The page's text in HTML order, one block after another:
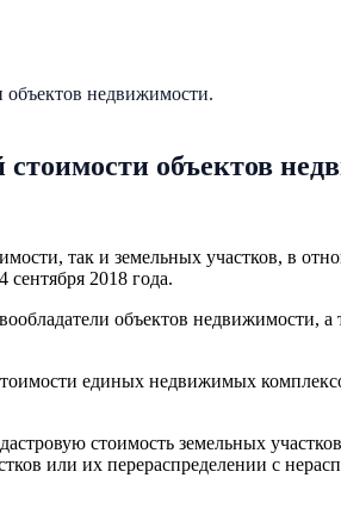
объектов недвижимости.
объектов
так и земельных участков, в
2018 года.
объектов недвижимости,
единых недвижимых
стоимость земельных
или их перераспределении с